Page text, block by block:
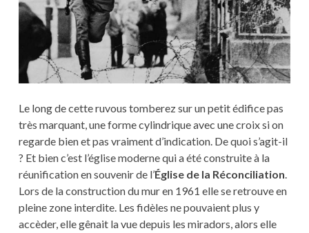
Le long de cette ruvous tomberez sur un petit édifice pas
très marquant, une forme cylindrique avec une croix si on
regarde bien et pas vraiment d’indication. De quoi s’agit-il
? Et bien c’est l’église moderne qui a été construite à la
réunification en souvenir de l’Église de la Réconciliation.
Lors de la construction du mur en 1961 elle se retrouve en
pleine zone interdite. Les fidèles ne pouvaient plus y
accèder, elle gênait la vue depuis les miradors, alors elle